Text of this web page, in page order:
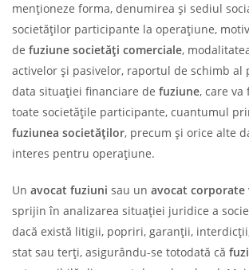
menționeze forma, denumirea şi sediul
societăţilor participante la operaţiune,
de fuziune societăți comerciale,
activelor și pasivelor, raportul de schimb al
data situaţiei financiare de fuziune, care va
toate societăţile participante, cuantumul
fuziunea societăților, precum și orice alte
interes pentru operațiune.
Un avocat fuziuni sau un avocat corporate
sprijin în analizarea situației juridice a
dacă există litigii, popriri, garanții,
stat sau terți, asigurându-se totodată că